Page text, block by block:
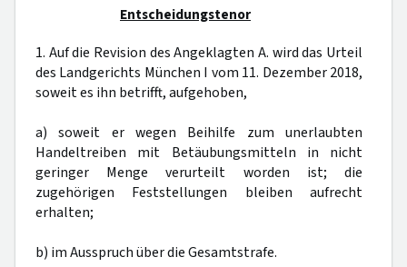
Entscheidungstenor
1. Auf die Revision des Angeklagten A. wird das Urteil
des Landgerichts München I vom 11. Dezember 2018,
soweit es ihn betrifft, aufgehoben,
a) soweit er wegen Beihilfe zum unerlaubten
Handeltreiben mit Betäubungsmitteln in nicht
geringer Menge verurteilt worden ist; die
zugehörigen Feststellungen bleiben aufrecht
erhalten;
b) im Ausspruch über die Gesamtstrafe.